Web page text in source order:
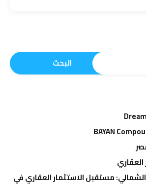
البحث
مستقبل الاستثمار العقاري في